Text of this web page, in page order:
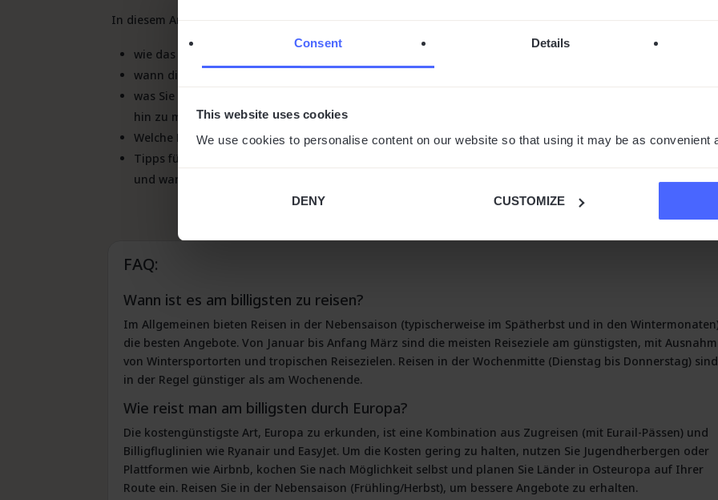
Consent Details
This website uses cookies
We use cookies to personalise content on our website so that using it may be as convenient
DENY CUSTOMIZE
In diesem Artikel erfahren Sie mehr darüber:
wie das Wetter in
wann die
was Sie erwartet, wenn Sie sich für einen Thailand-
hin zu möglichen Aktivitäten in Bangkok
Welche Regionen es gibt undwo man im Oktober Urlaub machen kann
Tipps für Ihren Besuch, einschließlich der Frage, welche Kleidung Sie im
undwann Flüge nach Thailand am günstigsten
FAQ:
Wann ist es am billigsten zu reisen?
Im Allgemeinen bieten Reisen in der Nebensaison (typischerweise im Spätherbst und in den
die besten Angebote. Von Januar bis Anfang März sind die meisten Reiseziele am günstigsten, mit
von Wintersportorten und tropischen Reisezielen. Reisen in der Wochenmitte (Dienstag bis Donnerstag) sind
in der Regel günstiger als am Wochenende.
Wie reist man am billigsten durch Europa?
Die kostengünstigste Art, Europa zu erkunden, ist eine Kombination aus Zugreisen (mit Eurail-Pässen) und
Billigfluglinien wie Ryanair und EasyJet. Um die Kosten gering zu halten, nutzen Sie Jugendherbergen oder
Plattformen wie Airbnb, kochen Sie nach Möglichkeit selbst und planen Sie Länder in Osteuropa auf Ihrer
Route ein. Reisen Sie in der Nebensaison (Frühling/Herbst), um bessere Angebote zu erhalten.